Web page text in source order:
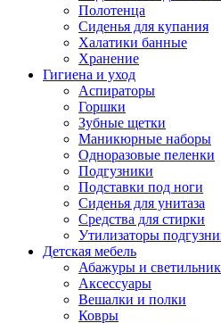
Полотенца
Сиденья для купания
Халатики банные
Хранение
Гигиена и уход
Аспираторы
Горшки
Зубные щетки
Маникюрные наборы
Одноразовые пеленки
Подгузники
Подставки под ноги
Сиденья для унитаза
Средства для стирки
Утилизаторы
Детская мебель
Абажуры и
Аксессуары
Вешалки и полки
Ковры